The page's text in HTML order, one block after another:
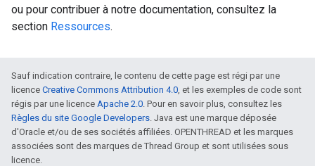
ou pour contribuer à notre documentation, consultez la
section Ressources.
Sauf indication contraire, le contenu de cette page est régi par une
licence Creative Commons Attribution 4.0, et les exemples de code sont
régis par une licence Apache 2.0. Pour en savoir plus, consultez les
Règles du site Google Developers. Java est une marque déposée
d'Oracle et/ou de ses sociétés affiliées. OPENTHREAD et les marques
associées sont des marques de Thread Group et sont utilisées sous
licence.